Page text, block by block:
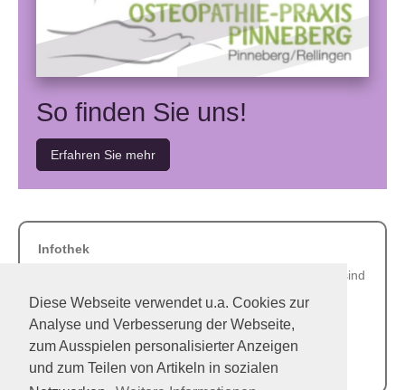
Diese Webseite verwendet u.a. Cookies zur
Analyse und Verbesserung der Webseite,
zum Ausspielen personalisierter Anzeigen
und zum Teilen von Artikeln in sozialen
So finden Sie uns!
Erfahren Sie mehr
Infothek
Mit umfassendem Wissen und fachlicher Kompetenz sind
Gesundheit geht. Antworten auf einige häufig gestellte
Fragen finden Sie in der Infothek.
Erfahren Sie mehr